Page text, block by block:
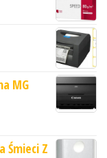
MG
Śmieci Z